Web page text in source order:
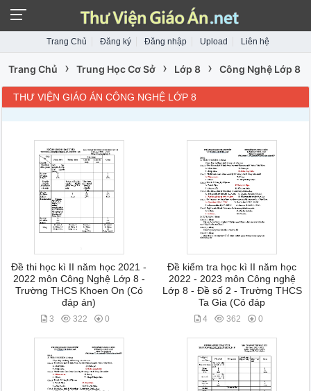
Trang Chủ Đăng ký Đăng nhập Upload Liên hệ
Trang Chủ › Trung Học Cơ Sở › Lớp 8 › Công Nghệ Lớp 8
THƯ VIỆN GIÁO ÁN CÔNG NGHỆ LỚP 8
Đề thi học kì II năm học 2021 -
2022 môn Công Nghệ Lớp 8 -
Trường THCS Khoen On (Có
đáp án)
3 322 0
Đề kiểm tra học kì II năm học
2022 - 2023 môn Công nghệ
Lớp 8 - Đề số 2 - Trường THCS
Ta Gia (Có đáp
4 362 0